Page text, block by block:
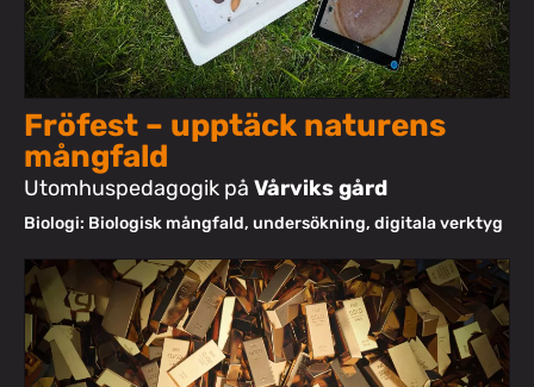
Fröfest – upptäck naturens
mångfald
Utomhuspedagogik på Vårviks gård
Biologi: Biologisk mångfald, undersökning, digitala verktyg